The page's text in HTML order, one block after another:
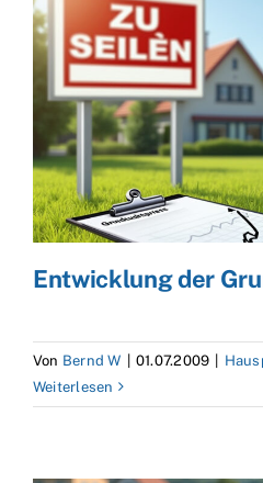
Entwicklung der
Von Bernd W 01.07.2009
Weiterlesen